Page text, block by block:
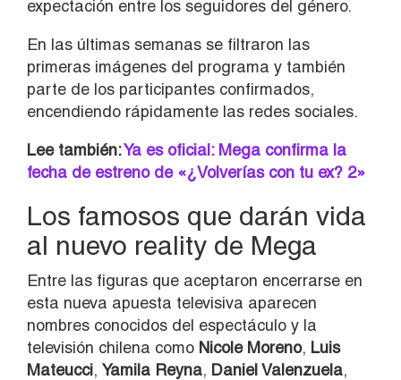
expectación entre los seguidores del género.
En las últimas semanas se filtraron las
primeras imágenes del programa y también
parte de los participantes confirmados,
encendiendo rápidamente las redes sociales.
Lee también:Ya es oficial: Mega confirma la
fecha de estreno de «¿Volverías con tu ex? 2»
Los famosos que darán vida
al nuevo reality de Mega
Entre las figuras que aceptaron encerrarse en
esta nueva apuesta televisiva aparecen
nombres conocidos del espectáculo y la
televisión chilena como Nicole Moreno, Luis
Mateucci, Yamila Reyna, Daniel Valenzuela,